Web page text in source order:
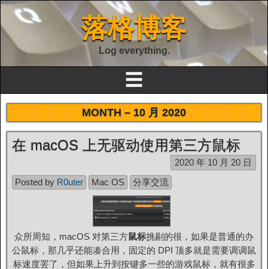
落格博客
Log everything.
☰
MONTH –10 月 2020
在 macOS 上无驱动使用第三方鼠标
2020 年 10 月 20 日
Posted by R0uter Mac OS 分享交流
众所周知，macOS 对第三方鼠标挑剔的很，如果是普通的办
公鼠标，那几乎还能凑合用，固定的 DPI 顶多就是需要调调鼠
标速度罢了，但如果上升到按键多一些的游戏鼠标，就有很多